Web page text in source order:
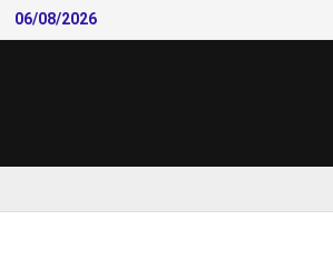
Skip
to
06/08/2026